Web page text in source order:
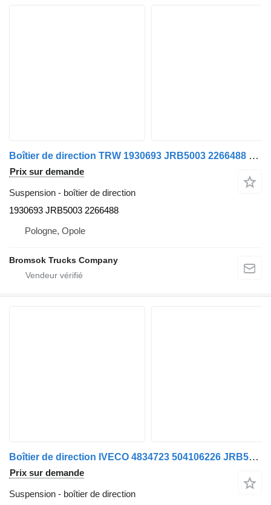
Boîtier de direction TRW 1930693 JRB5003 2266488 pour camion Scania
Prix sur demande
Suspension - boîtier de direction
1930693 JRB5003 2266488
Pologne, Opole
Bromsok Trucks Company
Boîtier de direction IVECO 4834723 504106226 JRB5034 TAS55605 TAS55613 4834723 504106226 JRB5034 TAS55605 TAS55613 pour camion TRW 4834723 504106226 JRB5034 TAS55605 TAS55613
Prix sur demande
Suspension - boîtier de direction